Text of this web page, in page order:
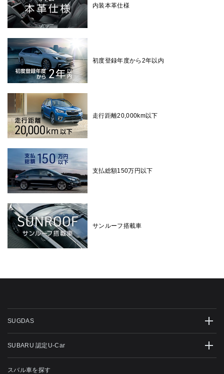
内装本革仕様
初度登録年度から2年以内
走行距離20,000km以下
支払総額150万円以下
サンルーフ搭載車
SUGDAS
SUBARU 認定U-Car
スバル車を探す